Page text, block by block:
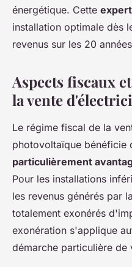
énergétique. Cette
installation optimale dès
revenus sur les 20
Aspects fiscaux
la vente
Le régime fiscal de la
photovoltaïque bénéficie
particulièrement
Pour les installations
les revenus générés par
totalement exonérés
exonération s'applique
démarche particulière de